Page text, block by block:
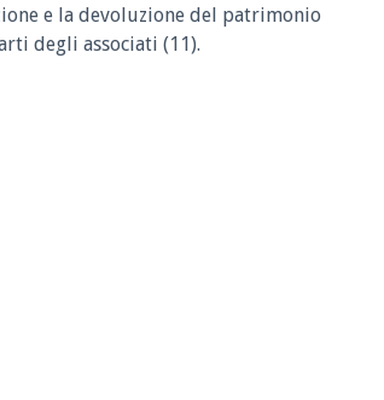
e la devoluzione del patrimonio
degli associati (11).